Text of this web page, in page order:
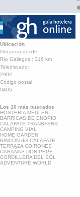
Ubicación
Distancia desde:
Río Gallegos : 316 km
Telediscado:
2902
Código postal:
9405
Los 10 más buscados
HOSTERIA MEULEN
BARRICAS DE ENOPIO
CALAFATE TRANSFERS
CAMPING VIAL
HOME GARDEN
RINCON del CALAFATE
TERRAZA COIRONES
CABAÑAS DON PEPE
CORDILLERA DEL SOL
ADVENTURE WORLD